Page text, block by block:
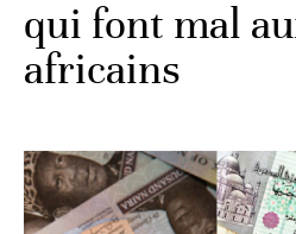
qui font mal
africains